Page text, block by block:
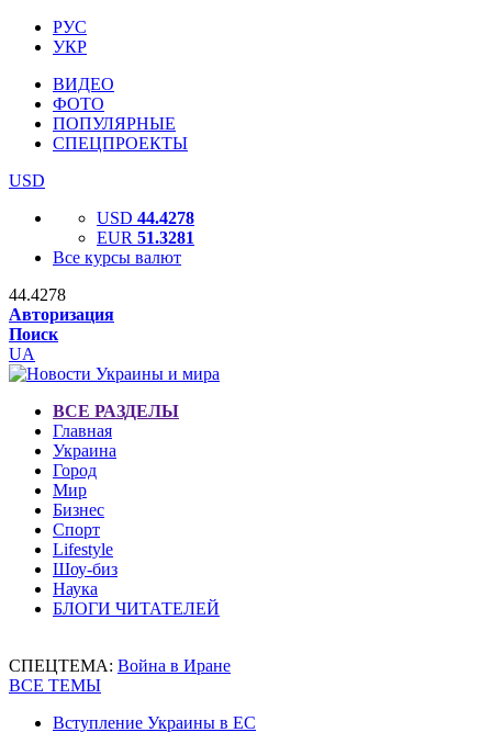
РУС
УКР
ВИДЕО
ФОТО
ПОПУЛЯРНЫЕ
СПЕЦПРОЕКТЫ
USD
USD 44.4278
EUR 51.3281
Все курсы валют
44.4278
Авторизация
Поиск
UA
ВСЕ РАЗДЕЛЫ
Главная
Украина
Город
Мир
Бизнес
Спорт
Lifestyle
Шоу-биз
Наука
БЛОГИ ЧИТАТЕЛЕЙ
СПЕЦТЕМА: Война в Иране
ВСЕ ТЕМЫ
Вступление Украины в ЕС